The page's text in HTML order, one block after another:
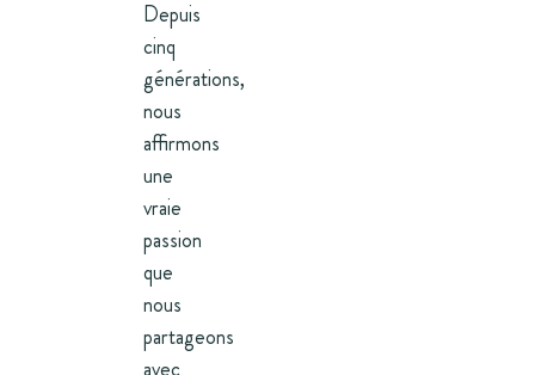
Depuis
cinq
générations,
nous
affirmons
une
vraie
passion
que
nous
partageons